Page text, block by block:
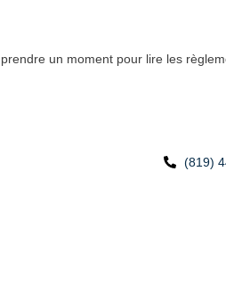
un moment pour lire les
(819)